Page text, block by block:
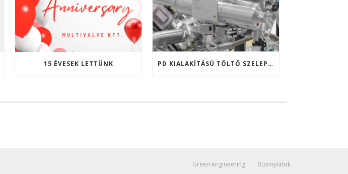
15 ÉVESEK LETTÜNK PD KIALAKÍTÁSÚ TÖLTŐ SZELEP PLATFORM – GEMÜ F40 ÉS F60
Green engineering Bizonylatok